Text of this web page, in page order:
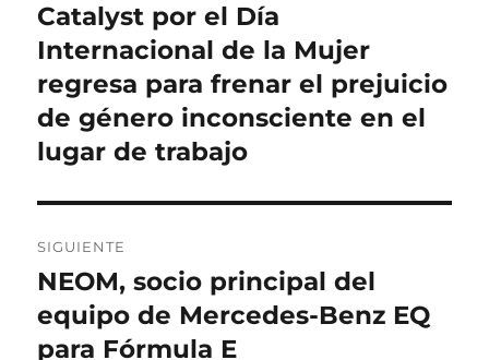
entradas
anterior:
Catalyst por el Día
Internacional de la Mujer
regresa para frenar el prejuicio
de género inconsciente en el
lugar de trabajo
SIGUIENTE
Entrada
siguiente:
NEOM, socio principal del
equipo de Mercedes-Benz EQ
para Fórmula E